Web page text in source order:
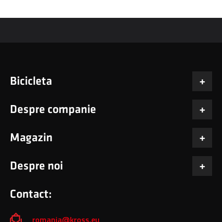
Bicicleta
Despre companie
Magazin
Despre noi
Contact:
romania@kross.eu